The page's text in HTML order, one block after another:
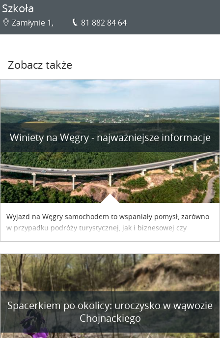
Szkoła
Zamłynie 1, 81 882 84 64
Zobacz także
Winiety na Węgry - najważniejsze informacje
Wyjazd na Węgry samochodem to wspaniały pomysł, zarówno
w przypadku podróży turystycznej, jak i biznesowej czy
służbowej. Pamiętać tylko trzeba o wykupieniu winiety, co
współpracy reklamowej z Hungary Vignette.
Spacerkiem po okolicy: uroczysko w wąwozie
Chojnackiego